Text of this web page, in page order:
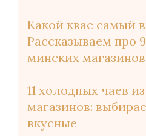
Какой квас самый
Рассказываем про
минских магазинов
11 холодных чаев
магазинов:
вкусные